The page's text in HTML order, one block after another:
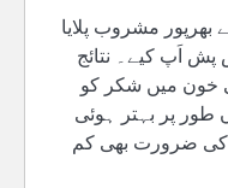
مشروب پلایا
پش اَپ کیے۔ نتائج
خون میں شکر کو
طور پر بہتر ہوئی
کی ضرورت بھی کم